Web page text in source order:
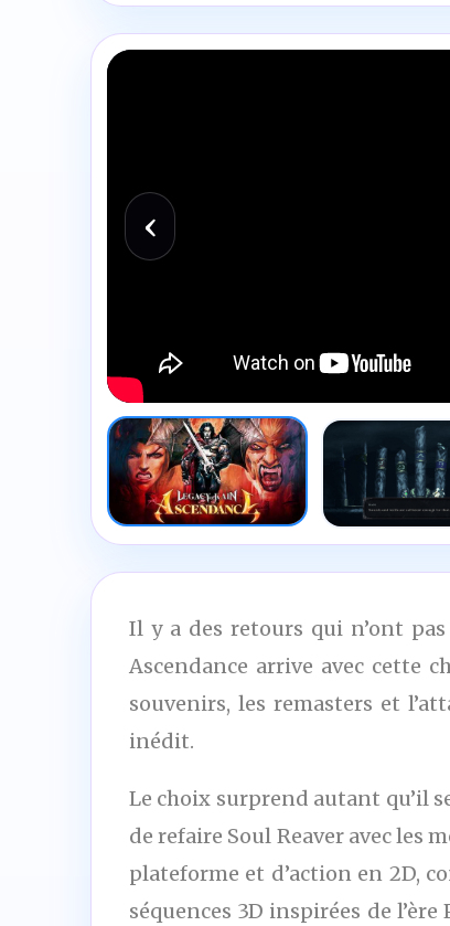
JEUX VIDÉO
Legacy of Kain: Defiance Remastered
‹
Il y a des retours qui n’ont
Ascendance arrive avec cette
souvenirs, les remasters et
inédit.
Le choix surprend autant qu’il
de refaire Soul Reaver avec les
plateforme et d’action en 2D,
séquences 3D inspirées de